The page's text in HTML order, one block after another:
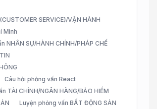
SERVICE)/VẬN HÀNH
Minh
NHÂN SỰ/HÀNH CHÍNH/PHÁP CHẾ
Câu hỏi phỏng vấn React
TÀI CHÍNH/NGÂN HÀNG/BẢO HIỂM
Luyện phỏng vấn BẤT ĐỘNG SẢN